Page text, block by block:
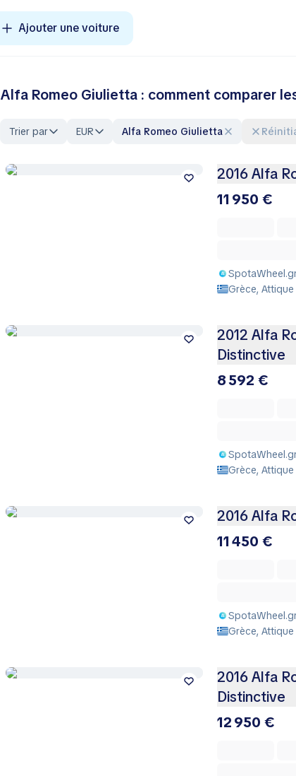
Ajouter une voiture
Alfa Romeo Giulietta : comment comparer
Trier par EUR Alfa Romeo Giulietta
2016 Alfa
11 950 €
Grèce, Attique
2012 Alfa
Distinctive
8 592 €
Grèce, Attique
2016 Alfa
11 450 €
Grèce, Attique
2016 Alfa
Distinctive
12 950 €